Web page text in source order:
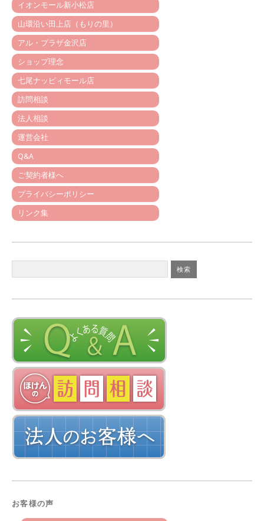
イオンモール新小松店
山環沿い田上店（もりの里）
アル・プラザ金沢店
ショップ理念
七尾ナッピィモール店
訪問相談
法人相談
運営会社
Q&A
ご契約者様へ
プライバシーポリシー
リンク集
お客様の声